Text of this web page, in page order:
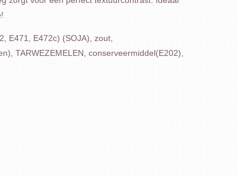
E471, E472c) (SOJA), zout,
TARWEZEMELEN, conserveermiddel(E202),